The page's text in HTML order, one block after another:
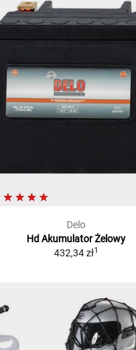
Delo
Hd Akumulator Żelowy
432,34 zł1